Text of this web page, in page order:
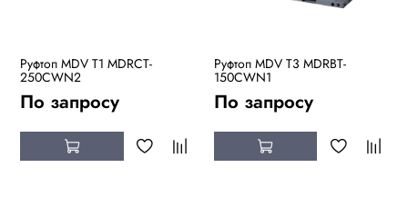
Руфтоп MDV T1 MDRCT-
250CWN2
По запросу
Руфтоп MDV T3 MDRBT-
150CWN1
По запросу